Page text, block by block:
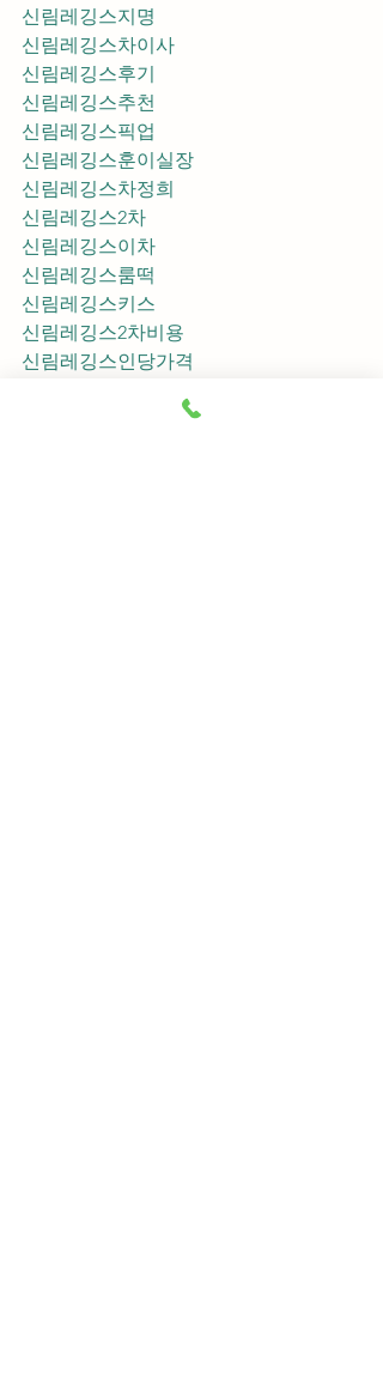
신림레깅스지명
신림레깅스차이사
신림레깅스후기
신림레깅스추천
신림레깅스훈이실장
신림레깅스차정희
신림레깅스2차
신림레깅스이차
신림레깅스룸떡
신림레깅스키스
신림레깅스2차비용
신림레깅스인당가격